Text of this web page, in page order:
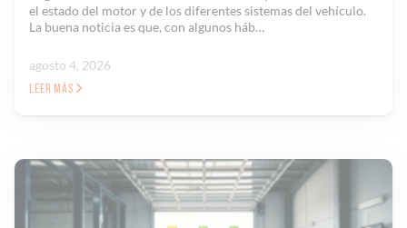
Encuentra un Distribuidor
el estado del motor y de los diferentes sistemas del vehículo.
La buena noticia es que, con algunos háb…
agosto 4, 2026
LEER MÁS